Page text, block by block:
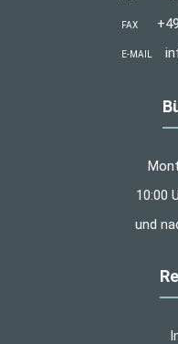
FAX
E-MAIL
10:00
und